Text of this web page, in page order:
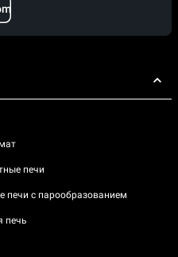
печи
печи с парообразованием
печь